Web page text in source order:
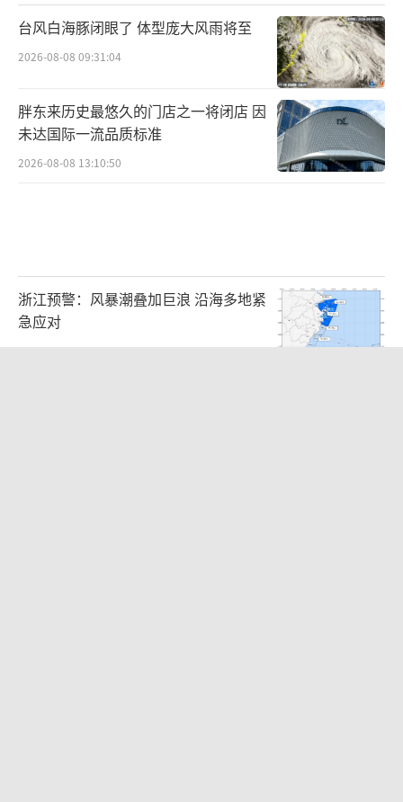
台风白海豚闭眼了 体型庞大风雨将至
2026-08-08 09:31:04
胖东来历史最悠久的门店之一将闭店 因
未达国际一流品质标准
2026-08-08 13:10:50
浙江预警：风暴潮叠加巨浪 沿海多地紧
急应对
2026-08-08 09:51:29